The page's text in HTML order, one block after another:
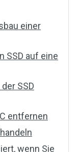
einer
SSD auf eine
SSD
entfernen
wenn Sie